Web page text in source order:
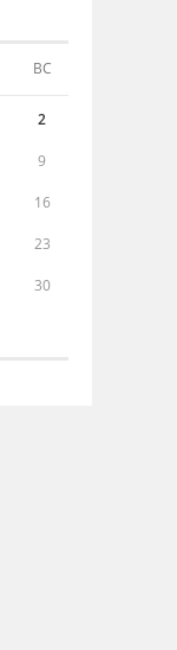
ВС
2
9
16
23
30